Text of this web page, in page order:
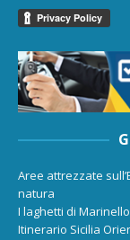
Aree attrezzate
natura
I laghetti di
Itinerario Sicilia